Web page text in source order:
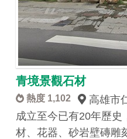
青境景觀石材
熱度 1,102
高雄市
成立至今已有20年歷
材、花器、砂岩壁磚雕